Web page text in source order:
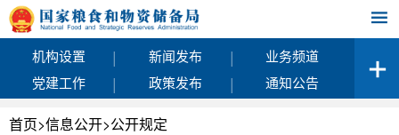
机构设置 | 新闻发布 |
业务频道
党建工作
| 政策发布 | 通知公告
首页>信息公开>公开规定